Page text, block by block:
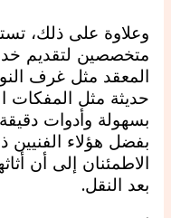
وعلاوة على ذلك،
متخصصين لتقديم
المعقد مثل غرف
حديثة مثل المفكات
بسهولة وأدوات
بفضل هؤلاء الفنيين
الاطمئنان إلى أن
بعد النقل.